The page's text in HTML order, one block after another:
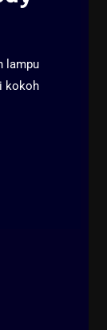
lampu
kokoh